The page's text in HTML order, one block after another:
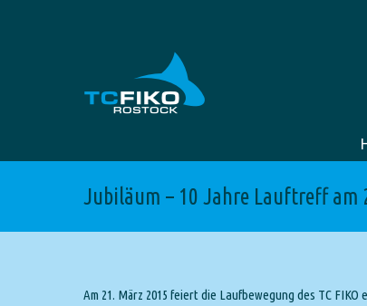
Jubiläum – 10 Jahre Lauftreff am
Am 21. März 2015 feiert die Laufbewegung des TC